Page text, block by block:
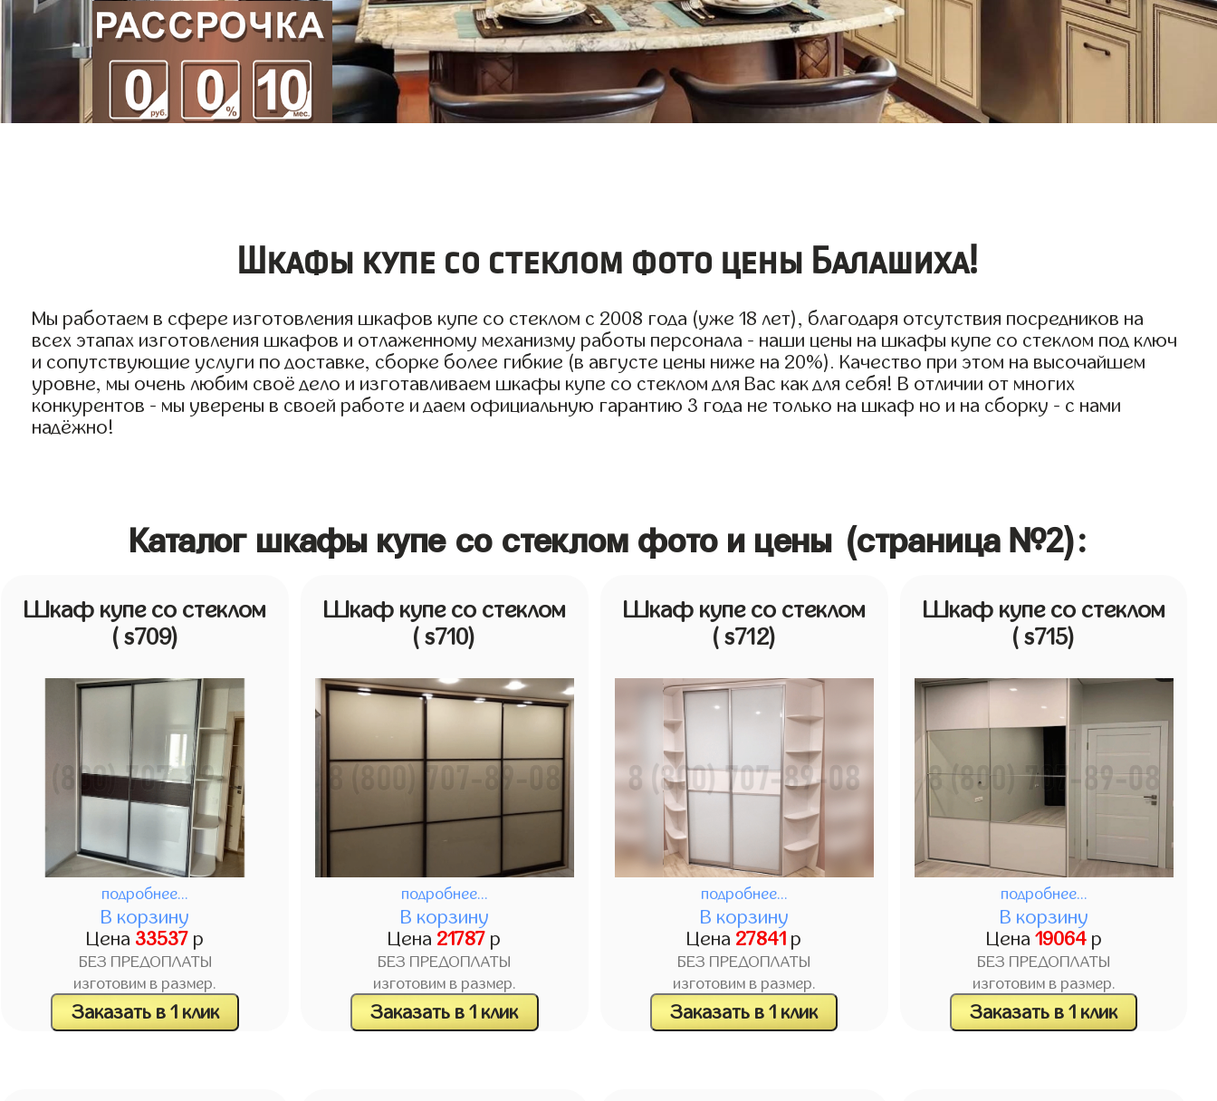
Шкафы купе со стеклом фото цены Балашиха!
Мы работаем в сфере изготовления шкафов купе со стеклом с 2008 года (уже 18 лет), благодаря отсутствия посредников на
всех этапах изготовления шкафов и отлаженному механизму работы персонала - наши цены на шкафы купе со стеклом под ключ
и сопутствующие услуги по доставке, сборке более гибкие (в августе цены ниже на 20%). Качество при этом на высочайшем
уровне, мы очень любим своё дело и изготавливаем шкафы купе со стеклом для Вас как для себя! В отличии от многих
конкурентов - мы уверены в своей работе и даем официальную гарантию 3 года не только на шкаф но и на сборку - с нами
надёжно!
Каталог шкафы купе со стеклом фото и цены (страница №2):
Шкаф купе со стеклом
( s709)
подробнее...
В корзину
Цена 33537 р
БЕЗ ПРЕДОПЛАТЫ
изготовим в размер.
Заказать в 1 клик
Шкаф купе со стеклом
( s710)
подробнее...
В корзину
Цена 21787 р
БЕЗ ПРЕДОПЛАТЫ
изготовим в размер.
Заказать в 1 клик
Шкаф купе со стеклом
( s712)
подробнее...
В корзину
Цена 27841 р
БЕЗ ПРЕДОПЛАТЫ
изготовим в размер.
Заказать в 1 клик
Шкаф купе со стеклом
( s715)
подробнее...
В корзину
Цена 19064р
БЕЗ ПРЕДОПЛАТЫ
изготовим в размер.
Заказать в 1 клик